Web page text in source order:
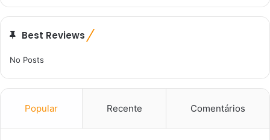
Best Reviews
No Posts
Popular Recente Comentários